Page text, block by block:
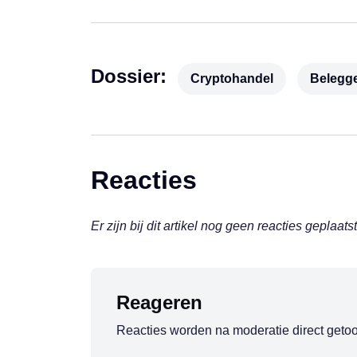
Dossier: Cryptohandel
Reacties
Er zijn bij dit artikel nog geen reacties geplaatst
Reageren
Reacties worden na moderatie direct